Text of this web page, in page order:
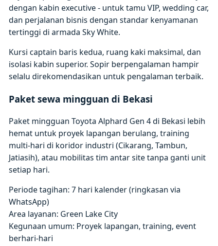
dengan kabin executive - untuk tamu VIP, wedding car,
dan perjalanan bisnis dengan standar kenyamanan
tertinggi di armada Sky White.
Kursi captain baris kedua, ruang kaki maksimal, dan
isolasi kabin superior. Sopir berpengalaman hampir
selalu direkomendasikan untuk pengalaman terbaik.
Paket sewa mingguan di Bekasi
Paket mingguan Toyota Alphard Gen 4 di Bekasi lebih
hemat untuk proyek lapangan berulang, training
multi-hari di koridor industri (Cikarang, Tambun,
Jatiasih), atau mobilitas tim antar site tanpa ganti unit
setiap hari.
Periode tagihan: 7 hari kalender (ringkasan via
WhatsApp)
Area layanan: Green Lake City
Kegunaan umum: Proyek lapangan, training, event
berhari-hari